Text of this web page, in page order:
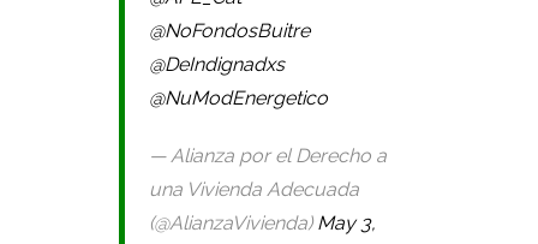
@NoFondosBuitre
@DeIndignadxs
@NuModEnergetico
— Alianza por el Derecho a
una Vivienda Adecuada
(@AlianzaVivienda) May 3,